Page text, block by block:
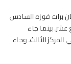
برات فوزه السادس
بينما جاء
يونج، الذي أنهى السباق عند 4-1، في المركز الثالث. وجاء